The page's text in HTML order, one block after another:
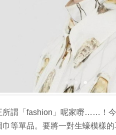
所謂「fashion」呢家嘢……！今
巾等單品。要將一對生蠔模樣